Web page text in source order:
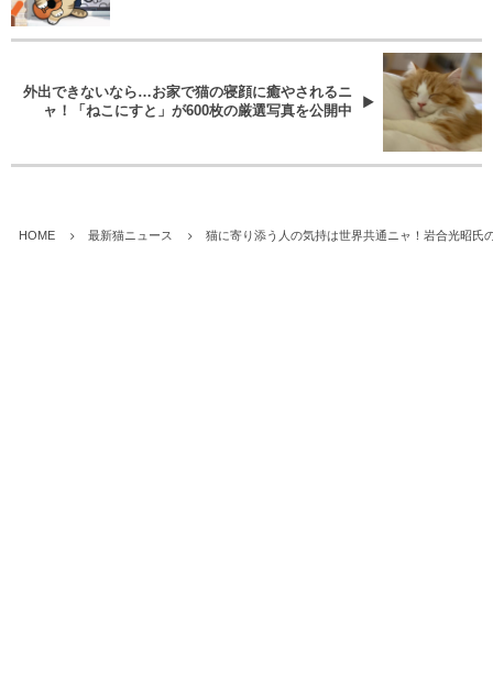
外出できないなら…お家で猫の寝顔に癒やされるニ
ャ！「ねこにすと」が600枚の厳選写真を公開中
HOME 最新猫ニュース 猫に寄り添う人の気持は世界共通ニャ！岩合光昭氏